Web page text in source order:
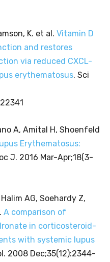
K. et al. Vitamin D
and restores
via reduced CXCL-
erythematosus. Sci
A, Amital H, Shoenfeld
Erythematosus:
J. 2016 Mar-Apr;18(3-
AG, Soehardy Z,
A comparison of
in corticosteroid-
with systemic lupus
2008 Dec;35(12):2344-